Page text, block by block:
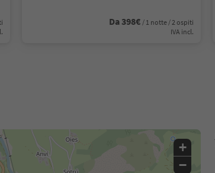
Da 398€ / 1 notte / 2 ospiti
IVA incl.
+
−